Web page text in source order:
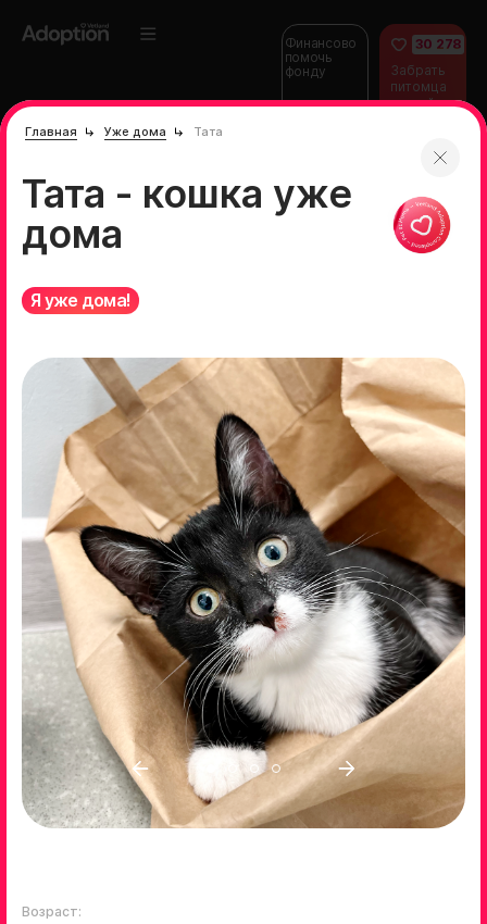
Финансово
помочь
фонду
30 278
Забрать
питомца
домой
Главная Уже дома Тата
Тата - кошка уже
дома
Я уже дома!
Возраст: